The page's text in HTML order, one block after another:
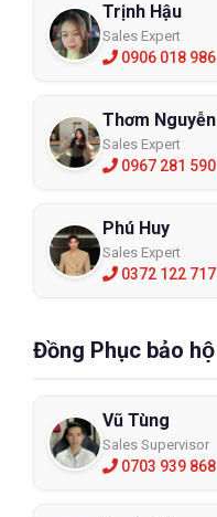
Trịnh Hậu
Sales Expert
0906 018 986
Thơm Nguyễn
Sales Expert
0967 281 590
Phú Huy
Sales Expert
0372 122 717
Đồng Phục bảo hộ
Vũ Tùng
Sales Supervisor
0703 939 868